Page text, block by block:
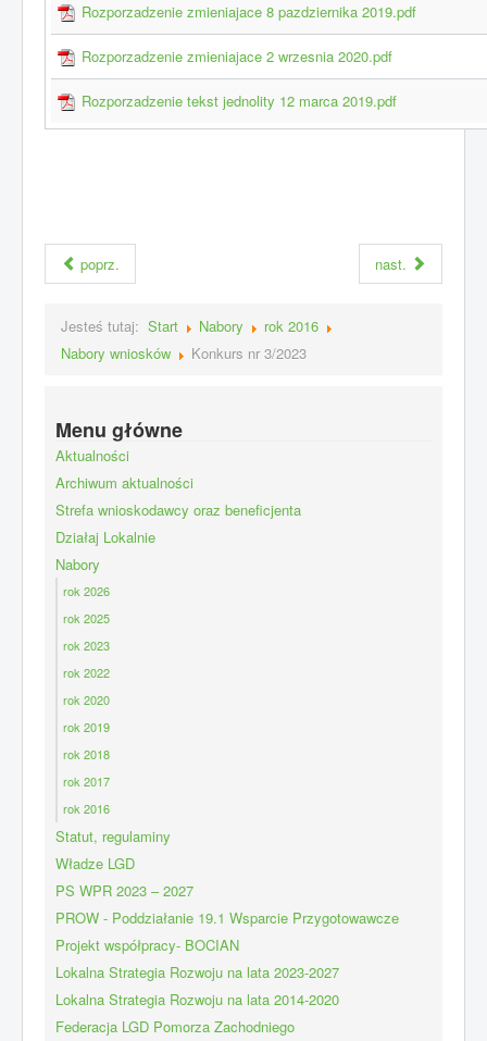
Rozporzadzenie zmieniajace 8 pazdziernika 2019.pdf
Rozporzadzenie zmieniajace 2 wrzesnia 2020.pdf
Rozporzadzenie tekst jednolity 12 marca 2019.pdf
poprz. nast.
Jesteś tutaj: Start Nabory
rok 2016
Nabory wniosków
Konkurs nr 3/2023
Menu główne
Aktualności
Archiwum aktualności
Strefa wnioskodawcy oraz beneficjenta
Działaj Lokalnie
Nabory
rok 2026
rok 2025
rok 2023
rok 2022
rok 2020
rok 2019
rok 2018
rok 2017
rok 2016
Statut, regulaminy
Władze LGD
PS WPR 2023 – 2027
PROW - Poddziałanie 19.1 Wsparcie Przygotowawcze
Projekt współpracy- BOCIAN
Lokalna Strategia Rozwoju na lata 2023-2027
Lokalna Strategia Rozwoju na lata 2014-2020
Federacja LGD Pomorza Zachodniego